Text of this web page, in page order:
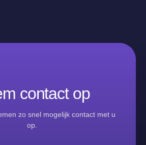
contact op
zo snel mogelijk contact met u
op.